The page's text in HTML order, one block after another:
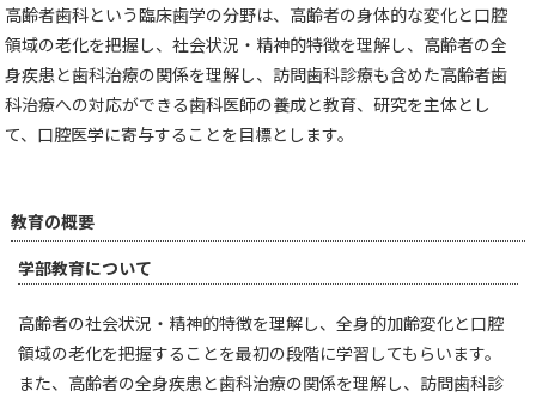
高齢者歯科という臨床歯学の分野は、高齢者の身体的な変化と口腔
領域の老化を把握し、社会状況・精神的特徴を理解し、高齢者の全
身疾患と歯科治療の関係を理解し、訪問歯科診療も含めた高齢者歯
科治療への対応ができる歯科医師の養成と教育、研究を主体とし
て、口腔医学に寄与することを目標とします。
教育の概要
学部教育について
高齢者の社会状況・精神的特徴を理解し、全身的加齢変化と口腔
領域の老化を把握することを最初の段階に学習してもらいます。
また、高齢者の全身疾患と歯科治療の関係を理解し、訪問歯科診